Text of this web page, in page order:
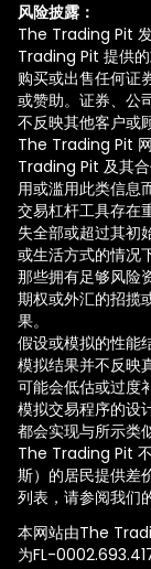
风险披露：
The Trading Pit
Trading Pit 提供
购买或出售任何证
或赞助。证券、公
不反映其他客户或
The Trading Pit
Trading Pit 及其
用或滥用此类信息
交易杠杆工具存在
失全部或超过其初
或生活方式的情况
那些拥有足够风险
期权或外汇的招揽
果。
假设或模拟的性能
模拟结果并不反映
可能会低估或过度
模拟交易程序的设
都会实现与所示类
The Trading Pit
斯）的居民提供差
列表，请参阅我们
本网站由The
为FL-